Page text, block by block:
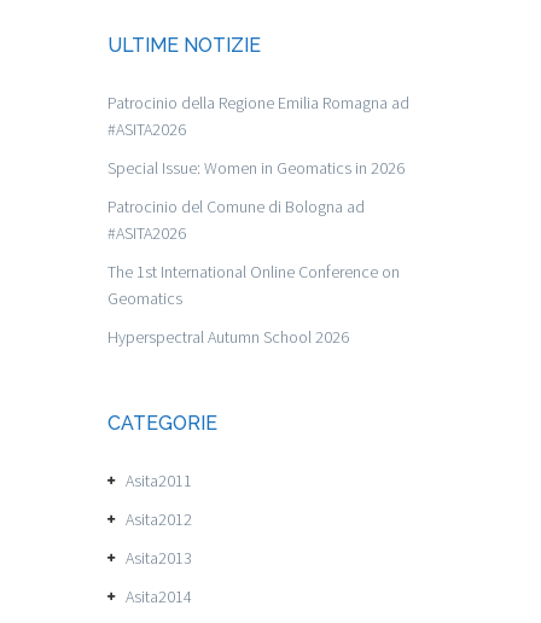
ULTIME NOTIZIE
Patrocinio della Regione Emilia Romagna ad
#ASITA2026
Special Issue: Women in Geomatics in 2026
Patrocinio del Comune di Bologna ad
#ASITA2026
The 1st International Online Conference on
Geomatics
Hyperspectral Autumn School 2026
CATEGORIE
Asita2011
Asita2012
Asita2013
Asita2014